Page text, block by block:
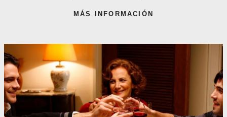
MÁS INFORMACIÓN